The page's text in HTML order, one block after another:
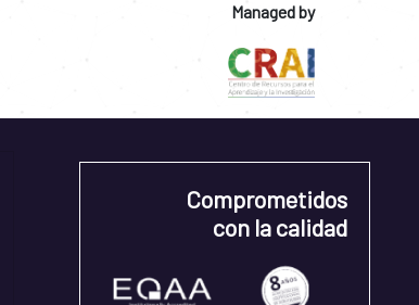
Managed by
Comprometidos
con la calidad